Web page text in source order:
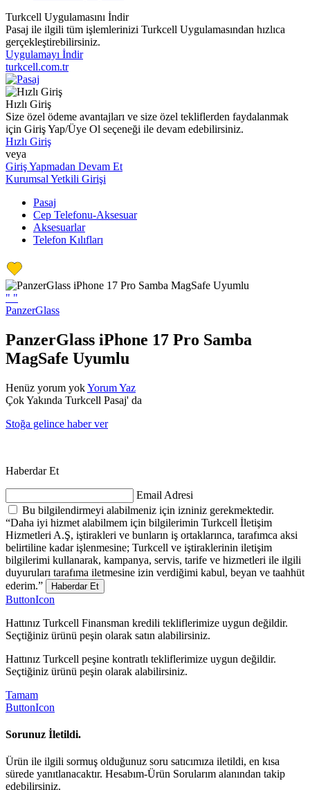
Turkcell Uygulamasını İndir
Pasaj ile ilgili tüm işlemlerinizi Turkcell Uygulamasından hızlıca
gerçekleştirebilirsiniz.
Uygulamayı İndir
turkcell.com.tr
Hızlı Giriş
Size özel ödeme avantajları ve size özel tekliflerden faydalanmak
için Giriş Yap/Üye Ol seçeneği ile devam edebilirsiniz.
Hızlı Giriş
veya
Giriş Yapmadan Devam Et
Kurumsal Yetkili Girişi
Pasaj
Cep Telefonu-Aksesuar
Aksesuarlar
Telefon Kılıfları
" "
PanzerGlass
PanzerGlass iPhone 17 Pro Samba
MagSafe Uyumlu
Henüz yorum yokYorum Yaz
Çok Yakında Turkcell Pasaj' da
Stoğa gelince haber ver
Haberdar Et
Email Adresi
Bu bilgilendirmeyi alabilmeniz için izniniz gerekmektedir.
“Daha iyi hizmet alabilmem için bilgilerimin Turkcell İletişim
Hizmetleri A.Ş, iştirakleri ve bunların iş ortaklarınca, tarafımca aksi
belirtiline kadar işlenmesine; Turkcell ve iştiraklerinin iletişim
bilgilerimi kullanarak, kampanya, servis, tarife ve hizmetleri ile ilgili
duyuruları tarafıma iletmesine izin verdiğimi kabul, beyan ve taahhüt
ederim.”
Haberdar Et
ButtonIcon
Hattınız Turkcell Finansman kredili tekliflerimize uygun değildir.
Seçtiğiniz ürünü peşin olarak satın alabilirsiniz.
Hattınız Turkcell peşine kontratlı tekliflerimize uygun değildir.
Seçtiğiniz ürünü peşin olarak alabilirsiniz.
Tamam
ButtonIcon
Sorunuz İletildi.
Ürün ile ilgili sormuş olduğunuz soru satıcımıza iletildi, en kısa
sürede yanıtlanacaktır. Hesabım-Ürün Sorularım alanından takip
edebilirsiniz.